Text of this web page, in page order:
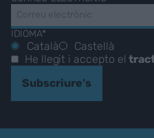
IDIOMA*
Català
Castellà
He llegit i accepto el
Subscriure's